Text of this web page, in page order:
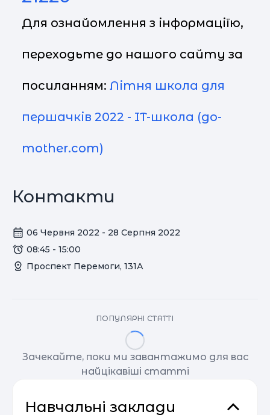
Для ознайомлення з інформаціїю,
переходьте до нашого сайту за
посиланням: Літня школа для
першачків 2022 - IT-школа (go-
mother.com)
Контакти
06 Червня 2022 - 28 Серпня 2022
08:45 - 15:00
Проспект Перемоги, 131А
ПОПУЛЯРНІ СТАТТІ
Зачекайте, поки ми завантажимо для вас
найцікавіші статті
Навчальні заклади